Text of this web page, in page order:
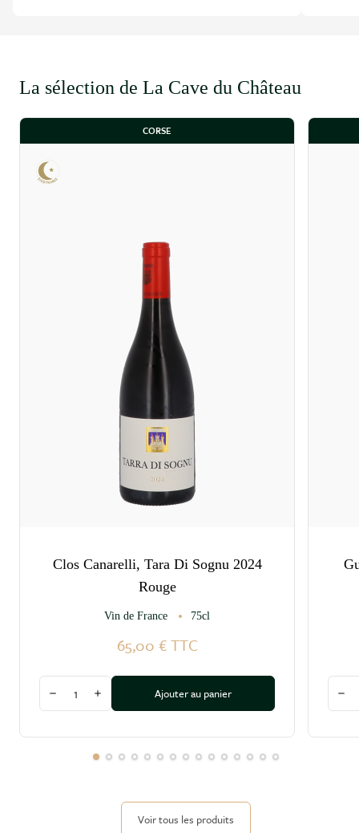
La sélection de La Cave du Château
CORSE
Clos Canarelli, Tara Di Sognu 2024
Rouge
Vin de France 75cl
65,00 € TTC
Diminuer la quantité
Augmenter la quantité
Ajouter au panier
Voir tous les produits